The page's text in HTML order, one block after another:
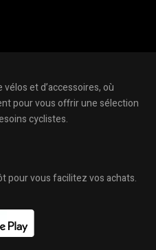
et d’accessoires, où
pour vous offrir une sélection
cyclistes.
pour vous facilitez vos achats.